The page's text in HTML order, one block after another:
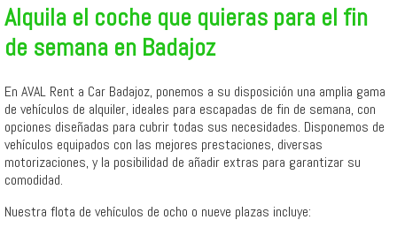
Alquila el coche que quieras para el fin
de semana en Badajoz
En AVAL Rent a Car Badajoz, ponemos a su disposición una amplia gama
de vehículos de alquiler, ideales para escapadas de fin de semana, con
opciones diseñadas para cubrir todas sus necesidades. Disponemos de
vehículos equipados con las mejores prestaciones, diversas
motorizaciones, y la posibilidad de añadir extras para garantizar su
comodidad.
Nuestra flota de vehículos de ocho o nueve plazas incluye: